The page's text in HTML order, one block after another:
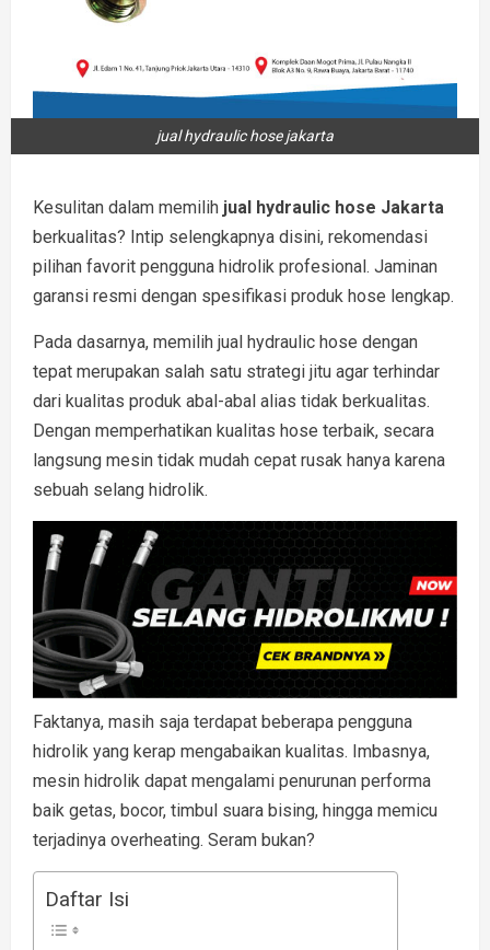
jual hydraulic hose jakarta
Kesulitan dalam memilih jual hydraulic hose Jakarta
berkualitas? Intip selengkapnya disini, rekomendasi
pilihan favorit pengguna hidrolik profesional. Jaminan
garansi resmi dengan spesifikasi produk hose lengkap.
Pada dasarnya, memilih jual hydraulic hose dengan
tepat merupakan salah satu strategi jitu agar terhindar
dari kualitas produk abal-abal alias tidak berkualitas.
Dengan memperhatikan kualitas hose terbaik, secara
langsung mesin tidak mudah cepat rusak hanya karena
sebuah selang hidrolik.
Faktanya, masih saja terdapat beberapa pengguna
hidrolik yang kerap mengabaikan kualitas. Imbasnya,
mesin hidrolik dapat mengalami penurunan performa
baik getas, bocor, timbul suara bising, hingga memicu
terjadinya overheating. Seram bukan?
Daftar Isi